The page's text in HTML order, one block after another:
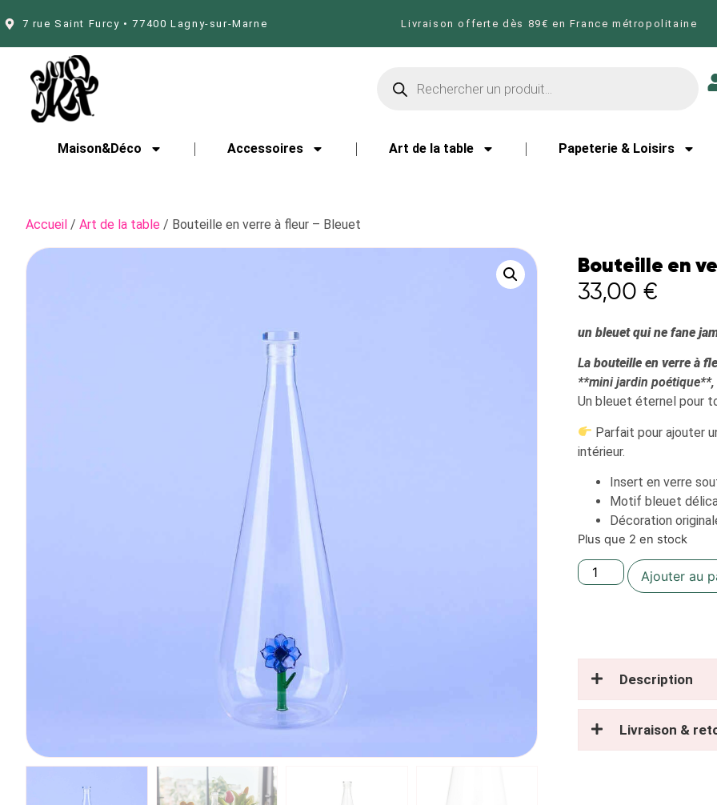
7 rue Saint Furcy • 77400 Lagny-sur-Marne Livraison offerte dès 89€ en France métropolitaine
Maison&Déco Accessoires Art de la table Papeterie & Loisirs
Accueil / Art de la table / Bouteille en verre à fleur – Bleuet
Bouteille en
33,00 €
un bleuet qui ne fane
La bouteille en verre à
**mini jardin
Un bleuet éternel pour
Parfait pour ajouter
intérieur.
Insert en verre
Motif bleuet
Décoration
Plus que 2 en stock
Ajouter au
Description
Livraison &